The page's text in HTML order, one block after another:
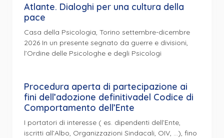
Atlante. Dialoghi per una cultura della
pace
Casa della Psicologia, Torino settembre-dicembre
2026 In un presente segnato da guerre e divisioni,
l’Ordine delle Psicologhe e degli Psicologi
Procedura aperta di partecipazione ai
fini dell’adozione definitivadel Codice di
Comportamento dell’Ente
I portatori di interesse ( es. dipendenti dell’Ente,
iscritti all’Albo, Organizzazioni Sindacali, OIV, …), fino